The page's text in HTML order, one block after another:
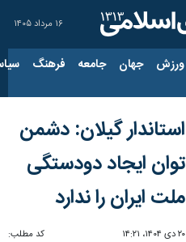
۱۶ مرداد ۱۴۰۵
ورزش جهان جامعه فرهنگ
استاندار گیلان: دشمن
توان ایجاد دودستگی
ملت ایران را ندارد
۲۰ دی ۱۴۰۴، ۱۴:۲۱
کد مطلب: